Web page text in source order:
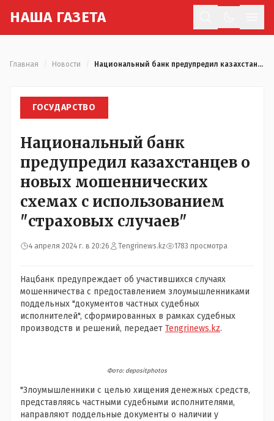
НАША ГАЗЕТА
Главная Новости Национальный банк предупредил казахстанцев о новых мошеннических схемах с использованием "страховых случаев"
ГОСУДАРСТВО
Национальный банк
предупредил казахстанцев о
новых мошеннических
схемах с использованием
"страховых случаев"
4 апреля 2024 г. в 20:26 Tengrinews.kz 1783 просмотра
Нацбанк предупреждает об участившихся случаях
мошенничества с предоставлением злоумышленниками
поддельных "документов частных судебных
исполнителей", сформированных в рамках судебных
производств и решений, передает Tengrinews.kz.
Фото: depositphotos
"Злоумышленники с целью хищения денежных средств,
представляясь частными судебными исполнителями,
направляют поддельные документы о наличии у